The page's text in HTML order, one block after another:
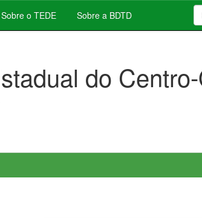
Sobre o TEDE Sobre a BDTD
do